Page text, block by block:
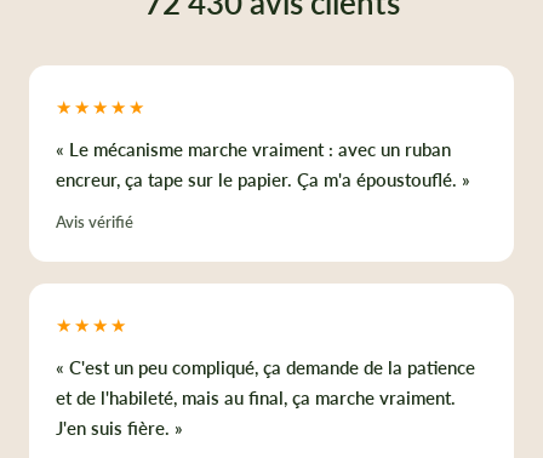
★★★★★
« Le mécanisme marche vraiment : avec un ruban
encreur, ça tape sur le papier. Ça m'a époustouflé. »
Avis vérifié
★★★★
« C'est un peu compliqué, ça demande de la patience
et de l'habileté, mais au final, ça marche vraiment.
J'en suis fière. »